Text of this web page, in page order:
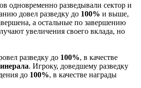
одновременно разведывали сектор и
довел разведку до 100% и выше,
а остальные по завершению
увеличения своего вклада, но
разведку до 100%, в качестве
. Игроку, доведшему разведку
до 100%, в качестве награды